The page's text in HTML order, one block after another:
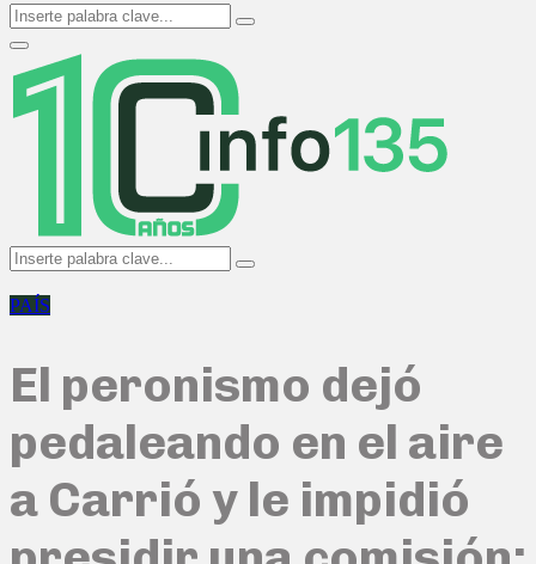
Search
for:
Search
Primary
Menu
Search
for:
Search
PAÍS
El peronismo dejó
pedaleando en el aire
a Carrió y le impidió